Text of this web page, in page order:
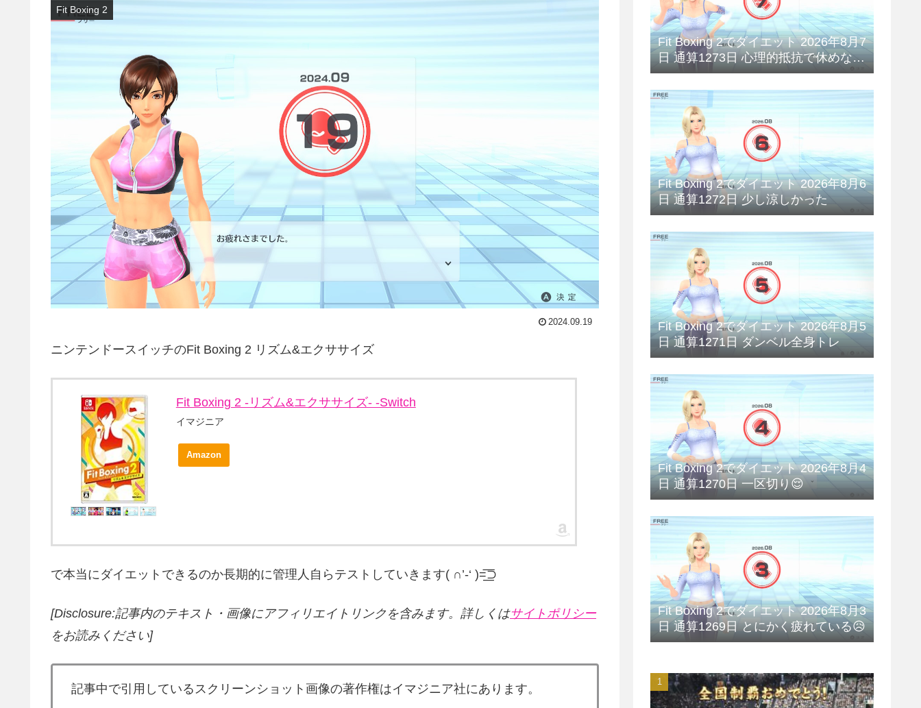
Fit Boxing 2
2024.09.19
ニンテンドースイッチのFit Boxing 2 リズム&エクササイズ
Fit Boxing 2 -リズム&エクササイズ- -Switch
イマジニア
Amazon
で本当にダイエットできるのか長期的に管理人自らテストしていきます( ∩’-‘ )=͟͟͞͞⊃
[Disclosure:記事内のテキスト・画像にアフィリエイトリンクを含みます。詳しくはサイトポリシー
をお読みください]
記事中で引用しているスクリーンショット画像の著作権はイマジニア社にあります。
Fit Boxing 2でダイエット 2026年8月7
日 通算1273日 心理的抵抗で休めない
😥
Fit Boxing 2でダイエット 2026年8月6
日 通算1272日 少し涼しかった
Fit Boxing 2でダイエット 2026年8月5
日 通算1271日 ダンベル全身トレ
Fit Boxing 2でダイエット 2026年8月4
日 通算1270日 一区切り😌
Fit Boxing 2でダイエット 2026年8月3
日 通算1269日 とにかく疲れている😥